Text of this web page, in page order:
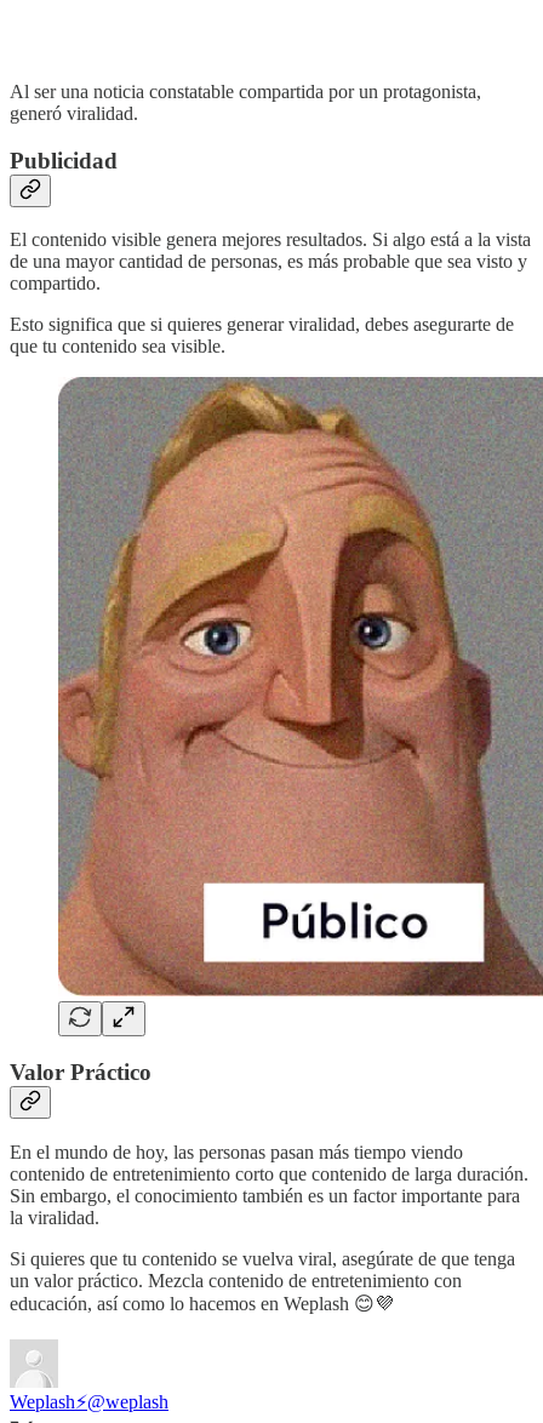
Al ser una noticia constatable compartida por un protagonista,
generó viralidad.
Publicidad
El contenido visible genera mejores resultados. Si algo está a la vista
de una mayor cantidad de personas, es más probable que sea visto y
compartido.
Esto significa que si quieres generar viralidad, debes asegurarte de
que tu contenido sea visible.
Valor Práctico
En el mundo de hoy, las personas pasan más tiempo viendo
contenido de entretenimiento corto que contenido de larga duración.
Sin embargo, el conocimiento también es un factor importante para
la viralidad.
Si quieres que tu contenido se vuelva viral, asegúrate de que tenga
un valor práctico. Mezcla contenido de entretenimiento con
educación, así como lo hacemos en Weplash 😊💜
Weplash⚡️@weplash